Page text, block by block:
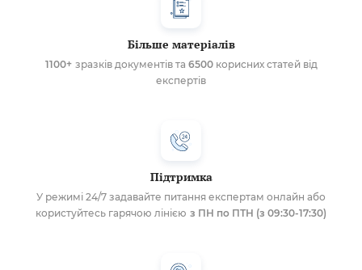
Більше матеріалів
1100+ зразків документів та 6500корисних статей від
експертів
Підтримка
У режимі 24/7 задавайте питання експертам онлайн або
користуйтесь гарячою лінією з ПН по ПТН (з 09:30-17:30)